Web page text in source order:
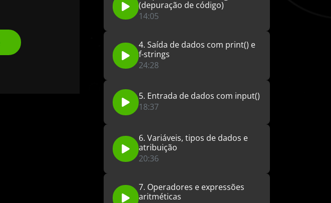
(depuração de código)
14:05
4. Saída de dados com print() e
f-strings
24:28
5. Entrada de dados com input()
18:37
6. Variáveis, tipos de dados e
atribuição
20:36
7. Operadores e expressões
aritméticas